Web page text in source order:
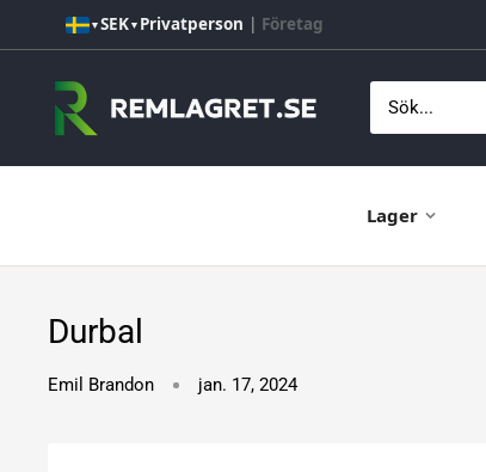
till
innehåll
▼SEK▼ Privatperson | Företag
Remlagret.se
Lager
Durbal
Emil Brandon jan. 17, 2024